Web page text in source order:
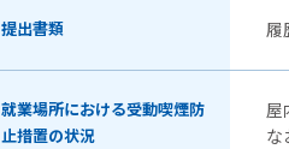
提出書類 履
就業場所における受動喫煙防
止措置の状況
屋
な